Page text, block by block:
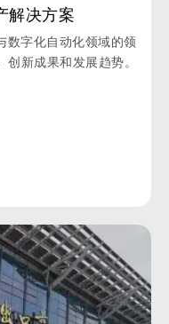
解决方案
数字化自动化领域的领
新成果和发展趋势。